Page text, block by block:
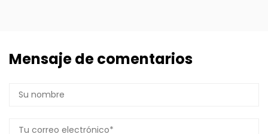
Mensaje de comentarios